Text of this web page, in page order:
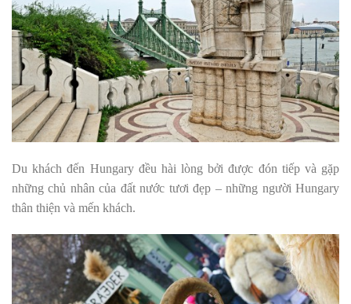
Du khách đến Hungary đều hài lòng bởi được đón tiếp và gặp
những chủ nhân của đất nước tươi đẹp – những người Hungary
thân thiện và mến khách.